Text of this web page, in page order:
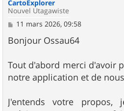
CartoExplorer
Nouvel Utagawiste
M
s
s
g
e
11 mars 2026, 09:58
Bonjour Ossau64
Tout d'abord merci d'avoir
notre application et de
J'entends votre